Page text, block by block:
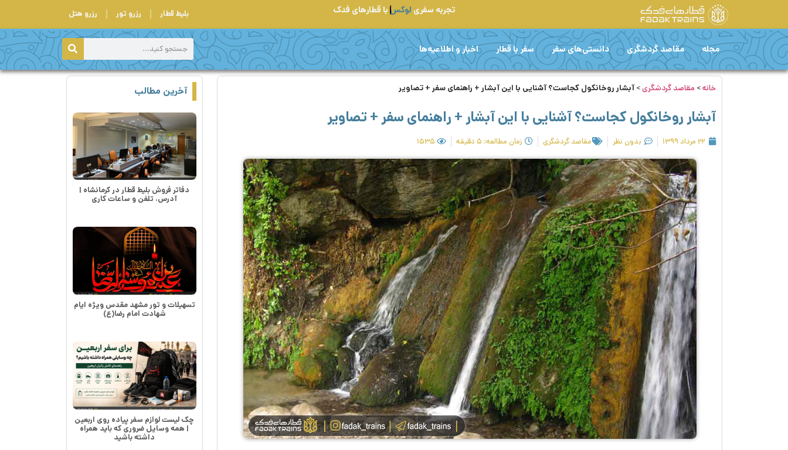
تجربه سفری لوکس با قطارهای فدک بلیط قطار رزرو تور رزرو هتل
مجله مقاصد گردشگری دانستی‌های سفر سفر با قطار اخبار و اطلاعیه‌ها
خانه> مقاصد گردشگری> آبشار روخانکول کجاست؟ آشنایی با این آبشار + راهنمای سفر + تصاویر
آبشار روخانکول کجاست؟ آشنایی با این آبشار + راهنمای سفر + تصاویر
۲۲ مرداد ۱۳۹۹ بدون نظر مقاصد گردشگری زمان مطالعه: ۵ دقیقه ۱۵۳۵
آخرین مطالب
دفاتر فروش بلیط قطار در کرمانشاه |
آدرس، تلفن و ساعات کاری
تسهیلات و تور مشهد مقدس ویژه ایام
شهادت امام رضا(ع)
چک لیست لوازم سفر پیاده روی اربعین
| همه وسایل ضروری که باید همراه
داشته باشید